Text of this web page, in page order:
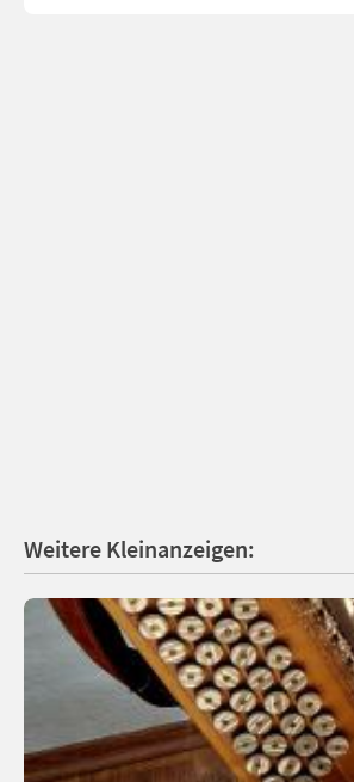
Weitere Kleinanzeigen: